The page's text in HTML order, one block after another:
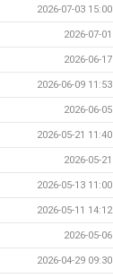
2026-07-03 15:00
2026-07-01
2026-06-17
2026-06-09 11:53
2026-06-05
2026-05-21 11:40
2026-05-21
2026-05-13 11:00
2026-05-11 14:12
2026-05-06
2026-04-29 09:30